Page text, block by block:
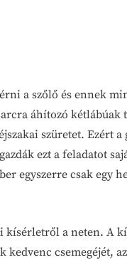
a szőlő és ennek
áhítozó kétlábúak
szüretet. Ezért
ezt a feladatot
egyszerre csak
kísérletről a neten. A
kedvenc csemegéjét,